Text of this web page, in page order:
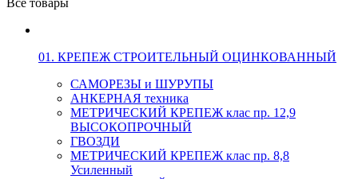
Все товары
01. КРЕПЕЖ СТРОИТЕЛЬНЫЙ ОЦИНКОВАННЫЙ
САМОРЕЗЫ и ШУРУПЫ
АНКЕРНАЯ техника
МЕТРИЧЕСКИЙ КРЕПЕЖ клас пр. 12,9
ВЫСОКОПРОЧНЫЙ
ГВОЗДИ
МЕТРИЧЕСКИЙ КРЕПЕЖ клас пр. 8,8
Усиленный